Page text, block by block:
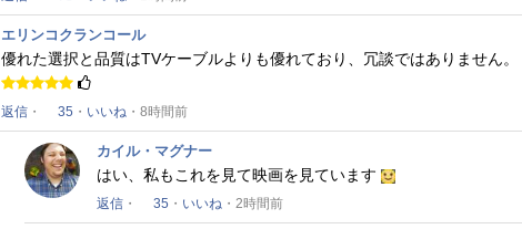
エリンコクランコール
優れた選択と品質はTVケーブルよりも優れており、冗談ではありません。
返信 ・ 35 ・ いいね ・8時間前
カイル・マグナー
はい、私もこれを見て映画を見ています
返信 ・ 35 ・ いいね ・2時間前